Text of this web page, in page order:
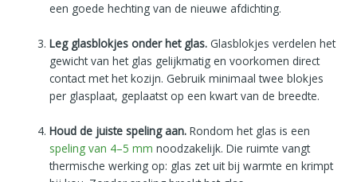
een goede hechting van de nieuwe afdichting.
Leg glasblokjes onder het glas. Glasblokjes verdelen het
gewicht van het glas gelijkmatig en voorkomen direct
contact met het kozijn. Gebruik minimaal twee blokjes
per glasplaat, geplaatst op een kwart van de breedte.
Houd de juiste speling aan. Rondom het glas is een
speling van 4–5 mm noodzakelijk. Die ruimte vangt
thermische werking op: glas zet uit bij warmte en krimpt